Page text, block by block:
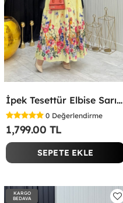
İpek Tesettür Elbise Sarı Sarı
0 Değerlendirme
1,799.00 TL
SEPETE EKLE
KARGO
BEDAVA